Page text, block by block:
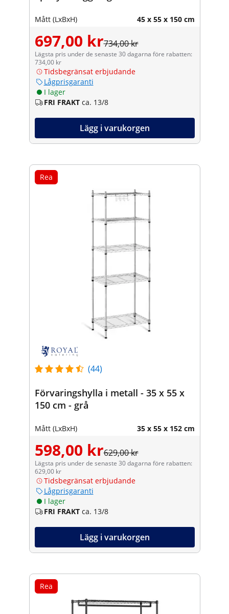
Mått (LxBxH) 45 x 55 x 150 cm
697,00 kr734,00 kr
Lägsta pris under de senaste 30 dagarna före rabatten:
734,00 kr
Tidsbegränsat erbjudande
Lågprisgaranti
I lager
FRI FRAKT ca. 13/8
Lägg i varukorgen
Rea
(44)
Förvaringshylla i metall - 35 x 55 x
150 cm - grå
Mått (LxBxH) 35 x 55 x 152 cm
598,00 kr629,00 kr
Lägsta pris under de senaste 30 dagarna före rabatten:
629,00 kr
Tidsbegränsat erbjudande
Lågprisgaranti
I lager
FRI FRAKT ca. 13/8
Lägg i varukorgen
Rea